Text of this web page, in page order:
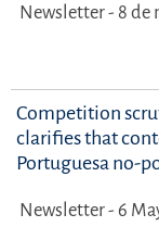
Newsletter - 8 de
Competition
clarifies that
Portuguesa no-
Newsletter - 6